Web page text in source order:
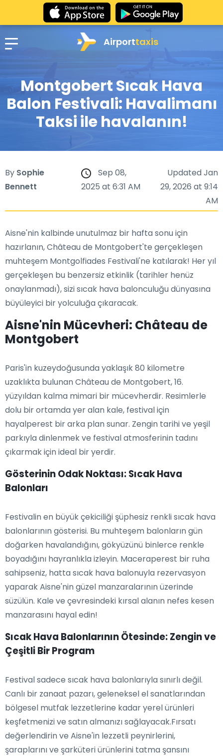
Airporttaxis
Montgobert Sıcak Hava
Balon Festivali: Havalimanı
Taksi ile havalanın!
By Sophie
Bennett
Sep 08,
2025 at 6:31 AM
Updated Jan
29, 2026 at 9:14
AM
Aisne'nin kalbinde unutulmaz bir hafta sonu için
hazırlanın, Château de Montgobert'te gerçekleşen
muhteşem Montgolfiades Festivali'ne katılarak! Her yıl
gerçekleşen bu benzersiz etkinlik (tarihler henüz
onaylanmadı), sizi sıcak hava balonculuğu dünyasına
büyüleyici bir yolculuğa çıkaracak.
Aisne'nin Mücevheri: Château de
Montgobert
Paris'in kuzeydoğusunda yaklaşık 80 kilometre
uzaklıkta bulunan Château de Montgobert, 16.
yüzyıldan kalma mimari bir mücevherdir. Resimlerle
dolu bir ortamda yer alan kale, festival için
hayalperest bir arka plan sunar. Zengin tarihi ve yeşil
parkıyla dinlenmek ve festival atmosferinin tadını
çıkarmak için ideal bir yerdir.
Gösterinin Odak Noktası: Sıcak Hava
Balonları
Festivalin en büyük çekiciliği şüphesiz renkli sıcak hava
balonlarının gösterisi. Bu muhteşem balonların gün
doğarken havalandığını, gökyüzünü binlerce renkle
boyadığını hayranlıkla izleyin. Maceraperest bir ruha
sahipseniz, hatta sıcak hava balonuyla rezervasyon
yaparak Aisne'nin güzel manzaralarının üzerinde
süzülün. Kale ve çevresindeki kırsal alanın nefes kesen
manzarasını hayal edin!
Sıcak Hava Balonlarının Ötesinde: Zengin ve
Çeşitli Bir Program
Festival sadece sıcak hava balonlarıyla sınırlı değil.
Canlı bir zanaat pazarı, geleneksel el sanatlarından
bölgesel mutfak lezzetlerine kadar yerel ürünleri
keşfetmenizi ve satın almanızı sağlayacak.Fırsatı
değerlendirin ve Aisne'in lezzetli peynirlerini,
şaraplarını ve şarküteri ürünlerini tatma şansını